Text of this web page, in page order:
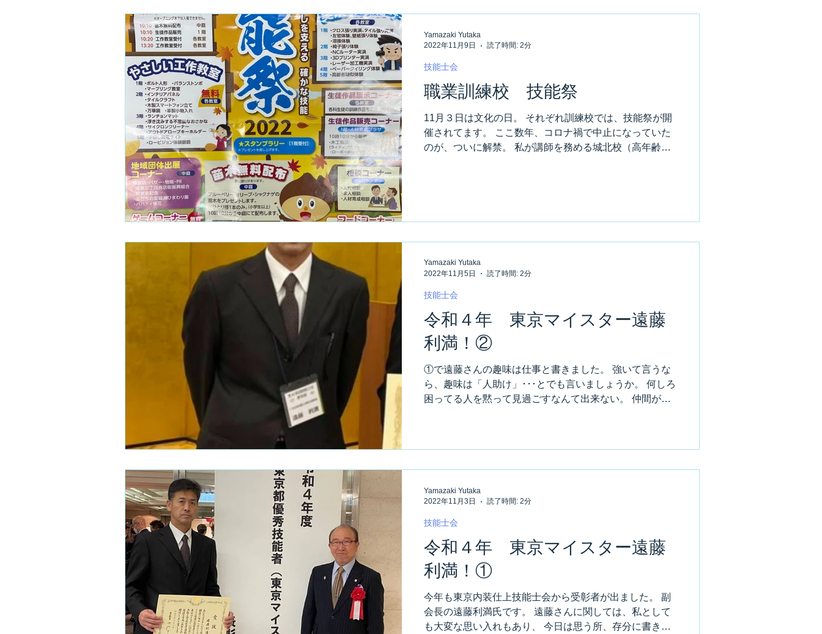
職業訓練校 技能祭
11月３日は文化の日。 それぞれ訓練校では、技能祭が開
催されてます。 ここ数年、コロナ禍で中止になっていた
のが、ついに解禁。 私が講師を務める城北校（高年齢者
技能士会
Yamazaki Yutaka
2022年11月9日
読了時間: 2分
令和４年 東京マイスター遠藤
利満！②
①で遠藤さんの趣味は仕事と書きました。 強いて言うな
ら、趣味は「人助け」･･･とでも言いましょうか。 何しろ
困ってる人を黙って見過ごすなんて出来ない。 仲間が仕
技能士会
Yamazaki Yutaka
2022年11月5日
読了時間: 2分
令和４年 東京マイスター遠藤
利満！①
今年も東京内装仕上技能士会から受彰者が出ました。 副
会長の遠藤利満氏です。 遠藤さんに関しては、私として
も大変な思い入れもあり、 今日は思う所、存分に書き留
技能士会
Yamazaki Yutaka
2022年11月3日
読了時間: 2分